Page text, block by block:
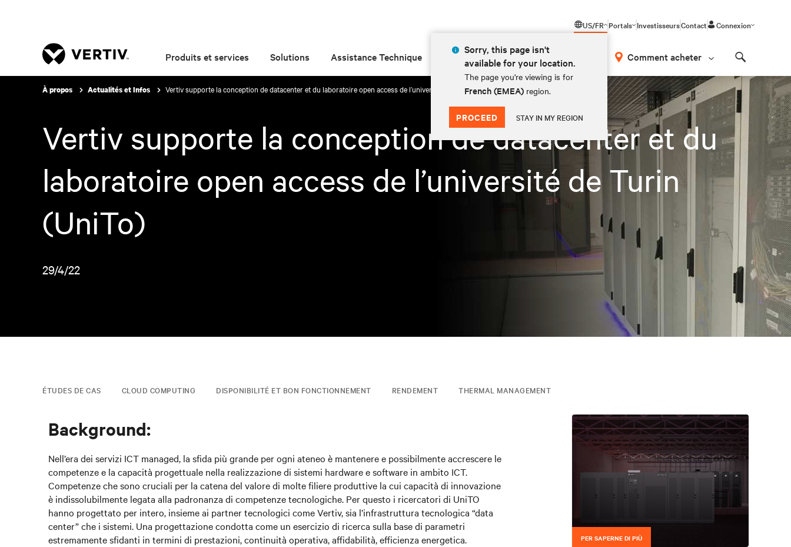
US/FR
Sorry, this page isn't
available for your location.
The page you're viewing is for
French (EMEA) region.
PROCEED STAY IN MY REGION
Portals InvestisseursContact Connexion
Produits et services Solutions Assistance Technique Insights À propos Comment acheter
À propos Actualités et Infos Vertiv supporte la conception de datacenter et du laboratoire open access de l’université de Turin (UniTo)
Vertiv supporte la conception de datacenter et du
laboratoire open access de l’université de Turin
(UniTo)
29/4/22
ÉTUDES DE CAS CLOUD COMPUTING DISPONIBILITÉ ET BON FONCTIONNEMENT RENDEMENT THERMAL MANAGEMENT
Background:
Nell’era dei servizi ICT managed, la sfida più grande per ogni ateneo è mantenere e possibilmente accrescere le
competenze e la capacità progettuale nella realizzazione di sistemi hardware e software in ambito ICT.
Competenze che sono cruciali per la catena del valore di molte filiere produttive la cui capacità di innovazione
è indissolubilmente legata alla padronanza di competenze tecnologiche. Per questo i ricercatori di UniTO
hanno progettato per intero, insieme ai partner tecnologici come Vertiv, sia l’infrastruttura tecnologica “data
center” che i sistemi. Una progettazione condotta come un esercizio di ricerca sulla base di parametri
estremamente sfidanti in termini di prestazioni, continuità operativa, affidabilità, efficienza energetica.
PER SAPERNE DI PIÙ